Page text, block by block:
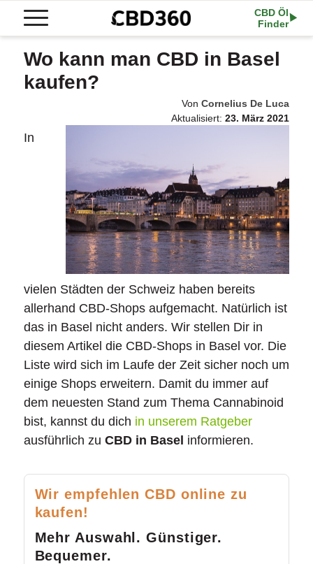
CBD Öl
Finder
Wo kann man CBD in Basel
kaufen?
VonCornelius De Luca
Aktualisiert:23. März 2021
In
vielen Städten der Schweiz haben bereits
allerhand CBD-Shops aufgemacht. Natürlich ist
das in Basel nicht anders. Wir stellen Dir in
diesem Artikel die CBD-Shops in Basel vor. Die
Liste wird sich im Laufe der Zeit sicher noch um
einige Shops erweitern. Damit du immer auf
dem neuesten Stand zum Thema Cannabinoid
bist, kannst du dich in unserem Ratgeber
ausführlich zu CBD in Basel informieren.
Wir empfehlen CBD online zu
kaufen!
Mehr Auswahl. Günstiger.
Bequemer.